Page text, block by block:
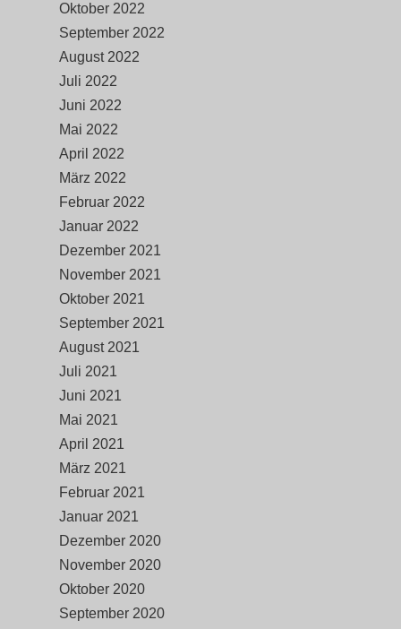
Oktober 2022
September 2022
August 2022
Juli 2022
Juni 2022
Mai 2022
April 2022
März 2022
Februar 2022
Januar 2022
Dezember 2021
November 2021
Oktober 2021
September 2021
August 2021
Juli 2021
Juni 2021
Mai 2021
April 2021
März 2021
Februar 2021
Januar 2021
Dezember 2020
November 2020
Oktober 2020
September 2020